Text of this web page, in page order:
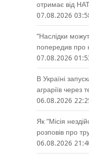
отримає від
07.08.2026
“Наслідки
попередив про
07.08.2026
В Україні
аграріїв
06.08.2026
Як “Місія
розповів про
06.08.2026